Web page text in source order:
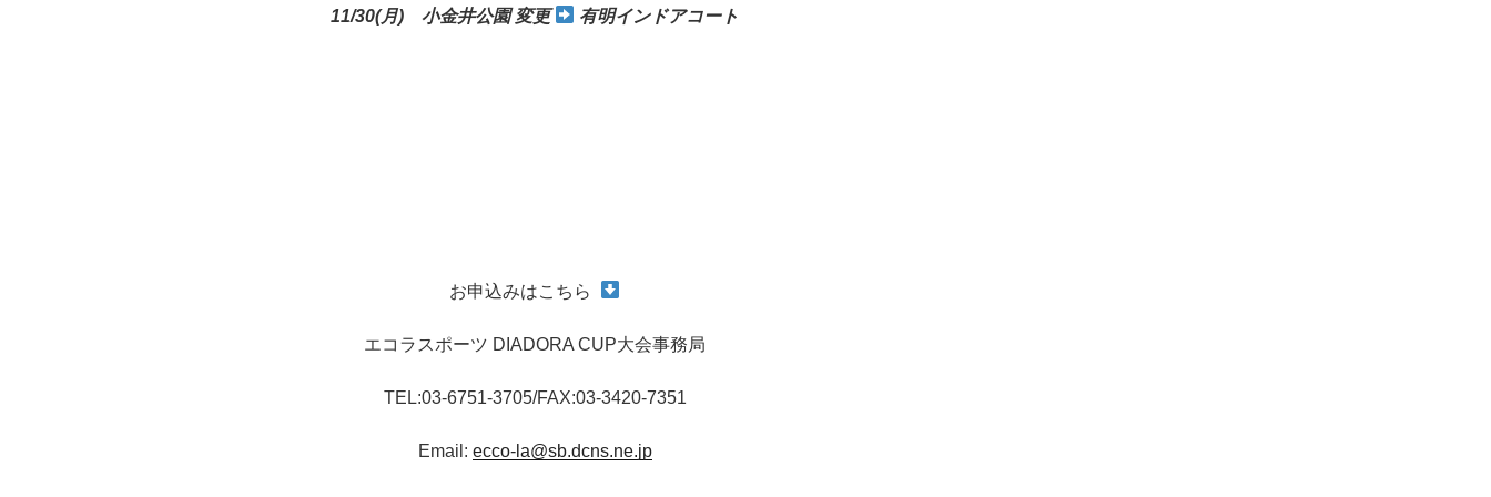
11/30(月) 小金井公園 変更 有明インドアコート
お申込みはこちら
エコラスポーツ DIADORA CUP大会事務局
TEL:03-6751-3705/FAX:03-3420-7351
Email: ecco-la@sb.dcns.ne.jp